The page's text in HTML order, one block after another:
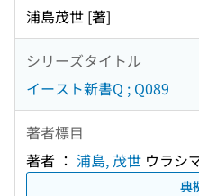
浦島茂世 [著]
シリーズタイトル
イースト新書Q ; Q089
著者標目
著者 ： 浦島, 茂世 ウラシ
典